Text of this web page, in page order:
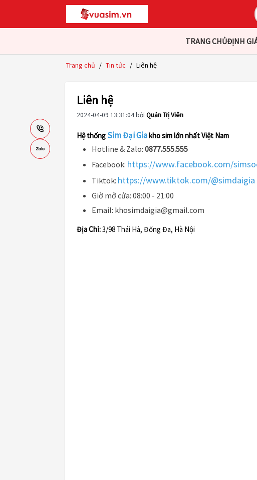
TRANG CHỦĐỊNH
Trang chủ / Tin tức / Liên hệ
Liên hệ
2024-04-09 13:31:04 bởi Quản Trị Viên
Hệ thống Sim Đại Gia kho sim lớn nhất Việt Nam
Hotline & Zalo: 0877.555.555
Facebook: https://www.facebook.com/
Tiktok: https://www.tiktok.com/@simdaigia
Giờ mở cửa: 08:00 - 21:00
Email: khosimdaigia@gmail.com
Địa Chỉ:3/98 Thái Hà, Đống Đa, Hà Nội